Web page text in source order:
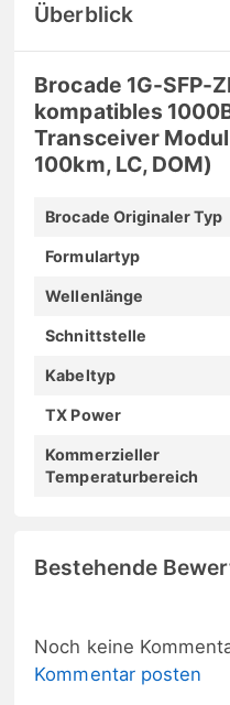
Überblick
Brocade 1G-SFP-
kompatibles
Transceiver
100km, LC, DOM)
Brocade Originaler Typ
Formulartyp
Wellenlänge
Schnittstelle
Kabeltyp
TX Power
Kommerzieller
Temperaturbereich
Bestehende
Noch keine
Kommentar posten